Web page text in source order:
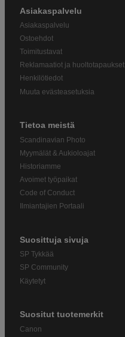
Asiakaspalvelu
Asiakaspalvelu
Ostoehdot
Toimitustavat
Reklamaatiot ja huoltotapaukset
Henkilötiedot
Muuta evästeasetuksia
Tietoa meistä
Scandinavian Photo
Myymälät & Aukioloajat
Historiamme
Avoimet työpaikat
Code of Conduct
Ilmiantajien Portaali
Suosittuja sivuja
SP Tykkää
SP Community
Käytetyt
Suositut tuotemerkit
Canon